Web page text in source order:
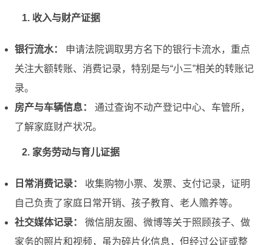
1. 收入与财产证据
银行流水：
申请法院调取男方名下的银行卡流水，重点
关注大额转账、消费记录，特别是与“小三”相关的转账记
录。
房产与车辆信息：
通过查询不动产登记中心、车管所，
了解家庭财产状况。
2. 家务劳动与育儿证据
日常消费记录：
收集购物小票、发票、支付记录，证明
自己负责了家庭日常开销、孩子教育、老人赡养等。
社交媒体记录：
微信朋友圈、微博等关于照顾孩子、做
家务的照片和视频，虽为碎片化信息，但经过公证或整